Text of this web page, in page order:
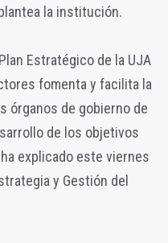
la institución.
Estratégico de la UJA
fomenta y facilita la
órganos de gobierno de
de los objetivos
explicado este viernes
y Gestión del